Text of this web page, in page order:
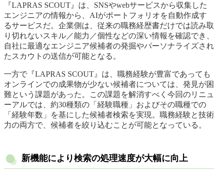
『LAPRAS SCOUT』は、SNSやwebサービスから収集した
エンジニアの情報から、AIがポートフォリオを自動作成す
るサービスだ。企業側は、従来の職務経歴書だけでは読み取
り切れないスキル／能力／個性などの深い情報を確認でき、
自社に最適なエンジニア候補者の発掘やパーソナライズされ
たスカウトの送信が可能となる。
一方で『LAPRAS SCOUT』は、職務経験が豊富であっても
オンラインでの成果物が少ない候補者については、発見が困
難という課題があった。この課題を解消すべく今回のリニュ
ーアルでは、約30種類の「経験職種」およびその職種での
「経験年数」を基にした候補者検索を実現。職務経験と技術
力の両方で、候補者を絞り込むことが可能となっている。
新機能により検索の処理速度が大幅に向上